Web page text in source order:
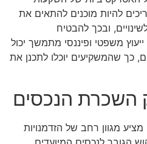
להיות מוכנים להתאים את
ובכך להבטיח
משפטי ופיננסי מתמשך יכול
כך שהמשקיעים יוכלו לתכנן את
השכרת הנכסים
מגוון רחב של הזדמנויות